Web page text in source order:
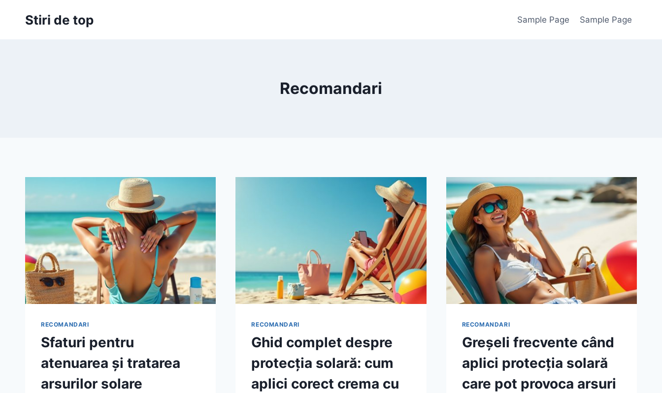
Stiri de top Sample Page Sample Page
Recomandari
RECOMANDARI
Sfaturi pentru
atenuarea și tratarea
arsurilor solare
RECOMANDARI
Ghid complet despre
protecția solară: cum
aplici corect crema cu
RECOMANDARI
Greșeli frecvente când
aplici protecția solară
care pot provoca arsuri